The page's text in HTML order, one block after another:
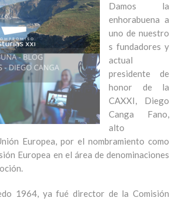
Damos la
enhorabuena a
uno de nuestro
s fundadores y
actual
presidente de
honor de la
CAXXI, Diego
Canga Fano,
alto
Europea, por el nombramiento como
Europea en el área de denominaciones
1964, ya fué director de la Comisión